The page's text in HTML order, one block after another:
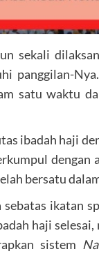
sekali
panggilan-
satu waktu
ibadah haji
bersatu
ikatan
haji
sistem